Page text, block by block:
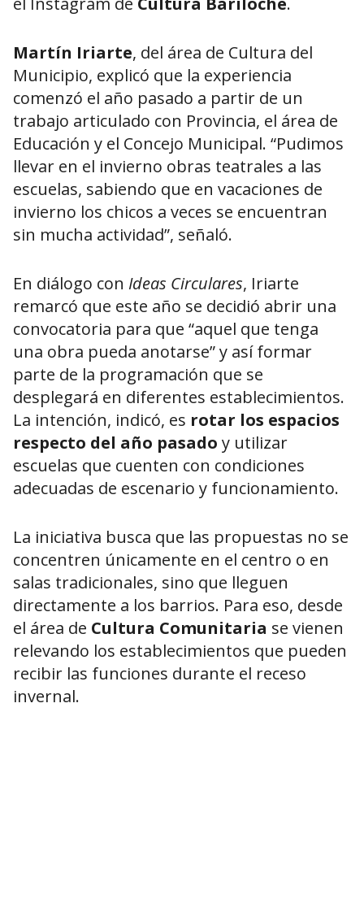
Martín Iriarte, del área de Cultura del
Municipio, explicó que la experiencia
comenzó el año pasado a partir de un
trabajo articulado con Provincia, el área de
Educación y el Concejo Municipal. “Pudimos
llevar en el invierno obras teatrales a las
escuelas, sabiendo que en vacaciones de
invierno los chicos a veces se encuentran
sin mucha actividad”, señaló.
En diálogo con Ideas Circulares, Iriarte
remarcó que este año se decidió abrir una
convocatoria para que “aquel que tenga
una obra pueda anotarse” y así formar
parte de la programación que se
desplegará en diferentes establecimientos.
La intención, indicó, es rotar los espacios
respecto del año pasado y utilizar
escuelas que cuenten con condiciones
adecuadas de escenario y funcionamiento.
La iniciativa busca que las propuestas no se
concentren únicamente en el centro o en
salas tradicionales, sino que lleguen
directamente a los barrios. Para eso, desde
el área de Cultura Comunitaria se vienen
relevando los establecimientos que pueden
recibir las funciones durante el receso
invernal.